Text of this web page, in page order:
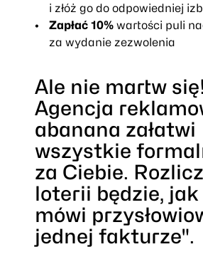
i złóż go do odpowiedniej
Zapłać 10%wartości puli
za wydanie zezwolenia
Ale nie martw się!
Agencja
abanana załatwi
wszystkie
za Ciebie.
loterii będzie,
mówi
jednej fakturze".